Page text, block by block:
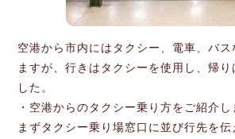
空港から市内にはタクシー、電車、バス
ますが、行きはタクシーを使用し、帰り
した。
・空港からのタクシー乗り方をご紹介し
まずタクシー乗り場窓口に並び行先を伝